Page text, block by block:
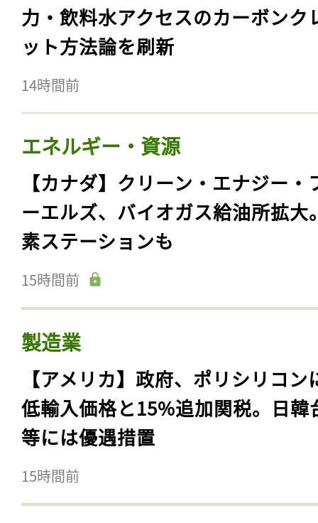
力・飲料水アクセスのカーボンク
ット方法論を刷新
14時間前
エネルギー・資源
【カナダ】クリーン・エナジー・
ーエルズ、バイオガス給油所拡大
素ステーションも
15時間前
製造業
【アメリカ】政府、ポリシリコン
低輸入価格と15%追加関税。日韓
等には優遇措置
15時間前